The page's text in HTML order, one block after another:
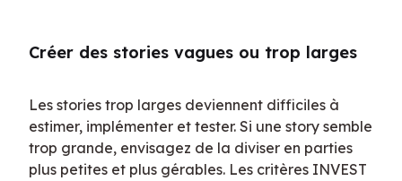
Créer des stories vagues ou trop larges
Les stories trop larges deviennent difficiles à
estimer, implémenter et tester. Si une story semble
trop grande, envisagez de la diviser en parties
plus petites et plus gérables. Les critères INVEST